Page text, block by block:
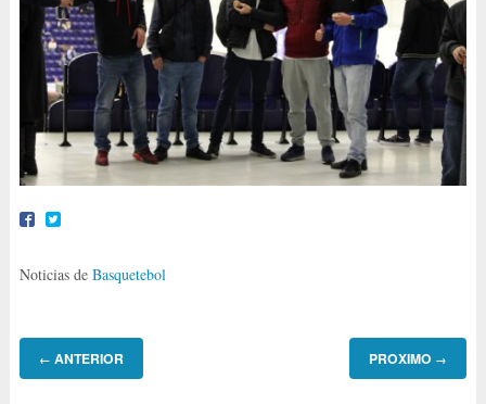
Noticias de Basquetebol
← ANTERIOR PROXIMO →